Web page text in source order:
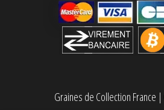
Graines de Collection France |